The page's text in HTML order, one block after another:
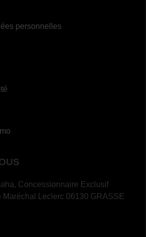
personnelles
Concessionnaire Exclusif
Maréchal Leclerc 06130 GRASSE